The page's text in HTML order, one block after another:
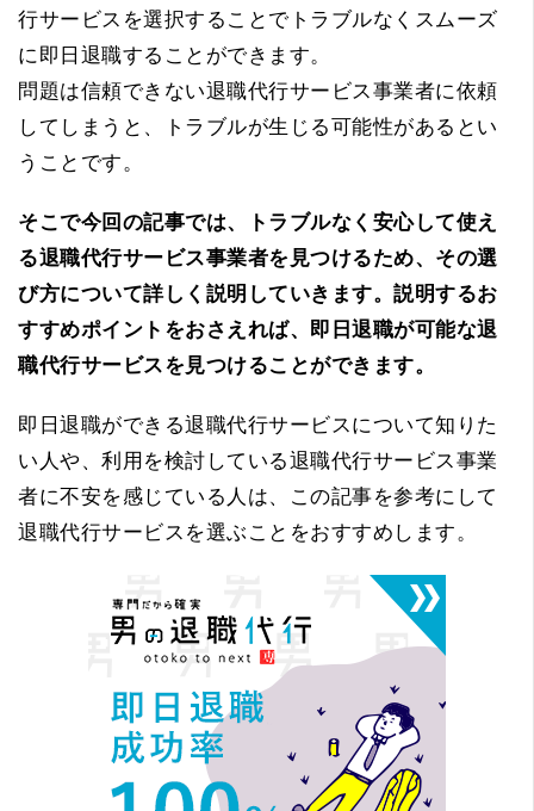
行サービスを選択することでトラブルなくスムーズ
に即日退職することができます。
問題は信頼できない退職代行サービス事業者に依頼
してしまうと、トラブルが生じる可能性があるとい
うことです。
そこで今回の記事では、トラブルなく安心して使え
る退職代行サービス事業者を見つけるため、その選
び方について詳しく説明していきます。説明するお
すすめポイントをおさえれば、即日退職が可能な退
職代行サービスを見つけることができます。
即日退職ができる退職代行サービスについて知りた
い人や、利用を検討している退職代行サービス事業
者に不安を感じている人は、この記事を参考にして
退職代行サービスを選ぶことをおすすめします。